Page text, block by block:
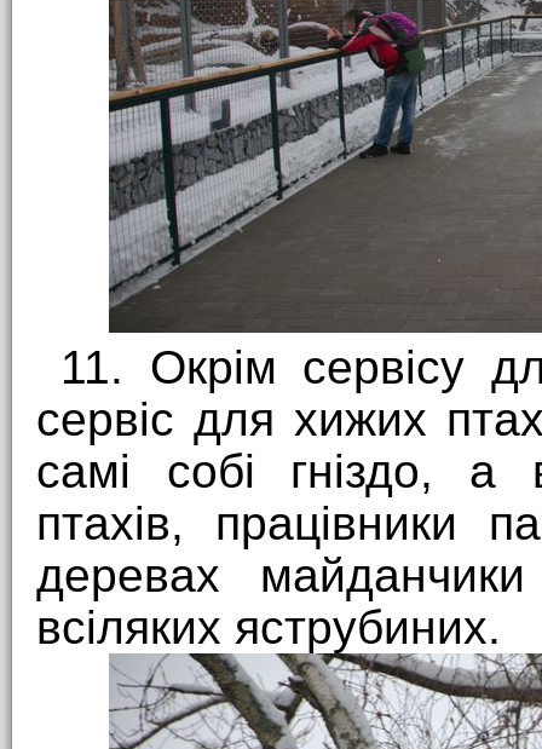
11. Окрім сервісу
сервіс для хижих
самі собі гніздо,
птахів, працівники
деревах
всіляких яструбиних.